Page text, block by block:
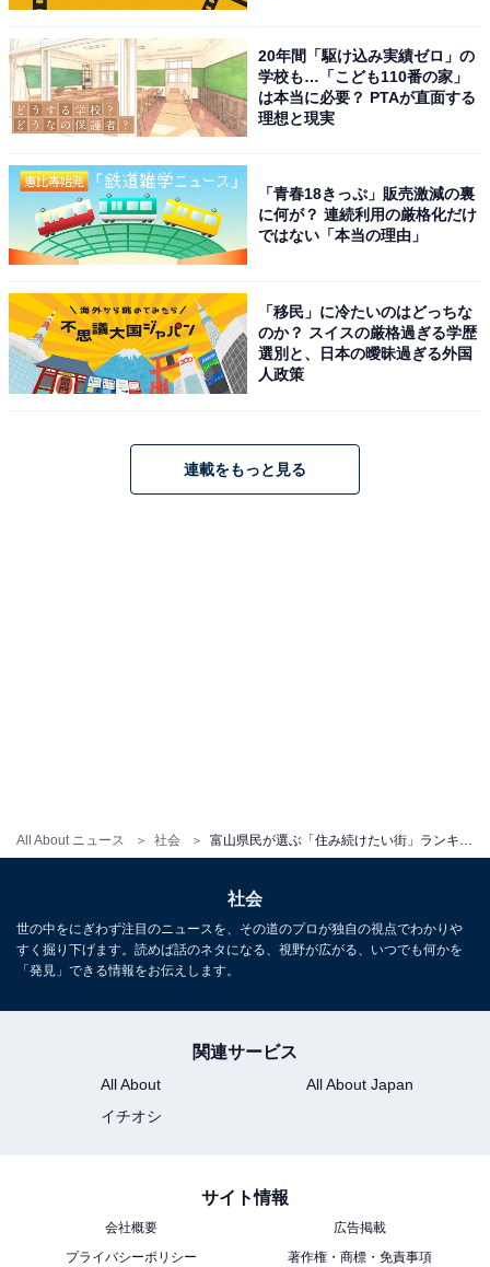
All About ニュース 社会
う：75点、どちらでもない：50点、どちらかと言えばそ
う思わない：25点、そう思わない：0点とした場合の平
均値でランキングを作成しています。
＞5位までの全ランキング結果を見る
・
富山県の「街の幸福度」ランキング！ 3位「滑川市」、2
位「射水市」、1位は？
富山県の住みここちランキング！ 3位「富山市」、2位
「滑川市」、1位は2年連続の…
1 2
20年間「駆け込み実績ゼロ」の
学校も…「こども110番の家」
は本当に必要？ PTAが直面する
理想と現実
「青春18きっぷ」販売激減の裏
に何が？ 連続利用の厳格化だけ
ではない「本当の理由」
「移民」に冷たいのはどっちな
のか？ スイスの厳格過ぎる学歴
選別と、日本の曖昧過ぎる外国
人政策
連載をもっと見る
社会
世の中をにぎわず注目のニュースを、その道のプロが独自の視点でわかりや
すく掘り下げます。読めば話のネタになる、視野が広がる、いつでも何かを
「発見」できる情報をお伝えします。
関連サービス
All About
All About Japan
イチオシ
サイト情報
会社概要
広告掲載
プライバシーポリシー
著作権・商標・免責事項